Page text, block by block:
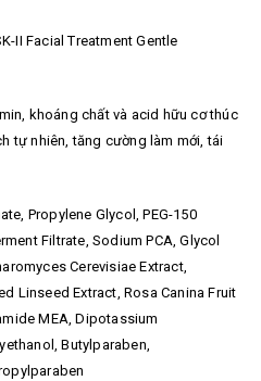
II Facial Treatment Gentle
khoáng chất và acid hữu cơ thúc
tự nhiên, tăng cường làm mới, tái
Propylene Glycol, PEG-150
Filtrate, Sodium PCA, Glycol
Cerevisiae Extract,
Linseed Extract, Rosa Canina Fruit
MEA, Dipotassium
Butylparaben,